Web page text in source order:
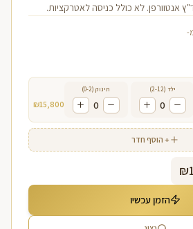
אנטוורפן. לא כולל כניסה לאטרקציות.
ילד (2-12)
0
תינוק (0-2)
0
₪15,800
+ הוסף חדר
₪
הזמן עכשיו